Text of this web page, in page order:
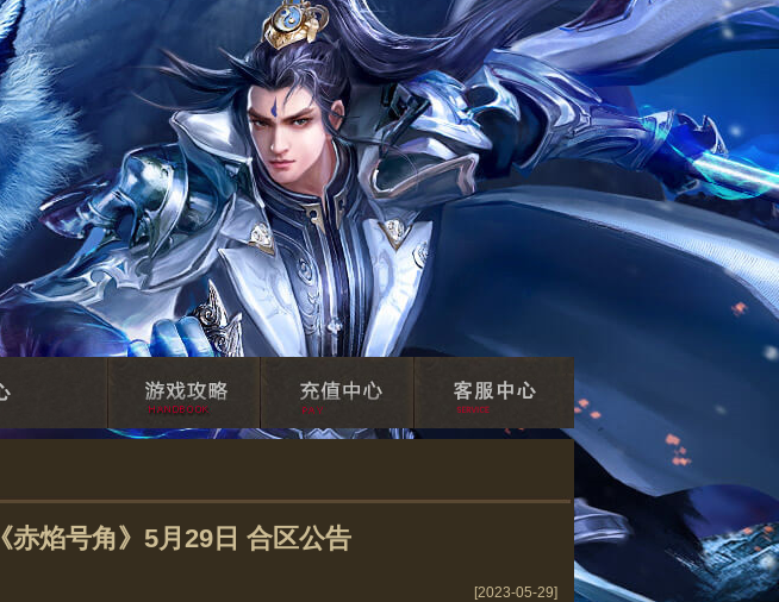
《赤焰号角》5月29日 合区公告
[2023-05-29]